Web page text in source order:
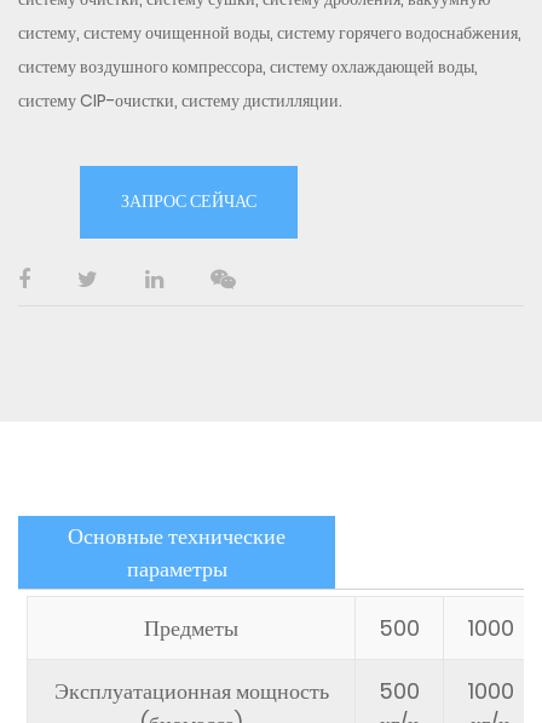
систему, систему очищенной воды, систему горячего водоснабжения,
систему воздушного компрессора, систему охлаждающей воды,
систему CIP-очистки, систему дистилляции.
ЗАПРОС СЕЙЧАС
Основные технические
параметры
Предметы
500 1000
Эксплуатационная мощность
500
1000